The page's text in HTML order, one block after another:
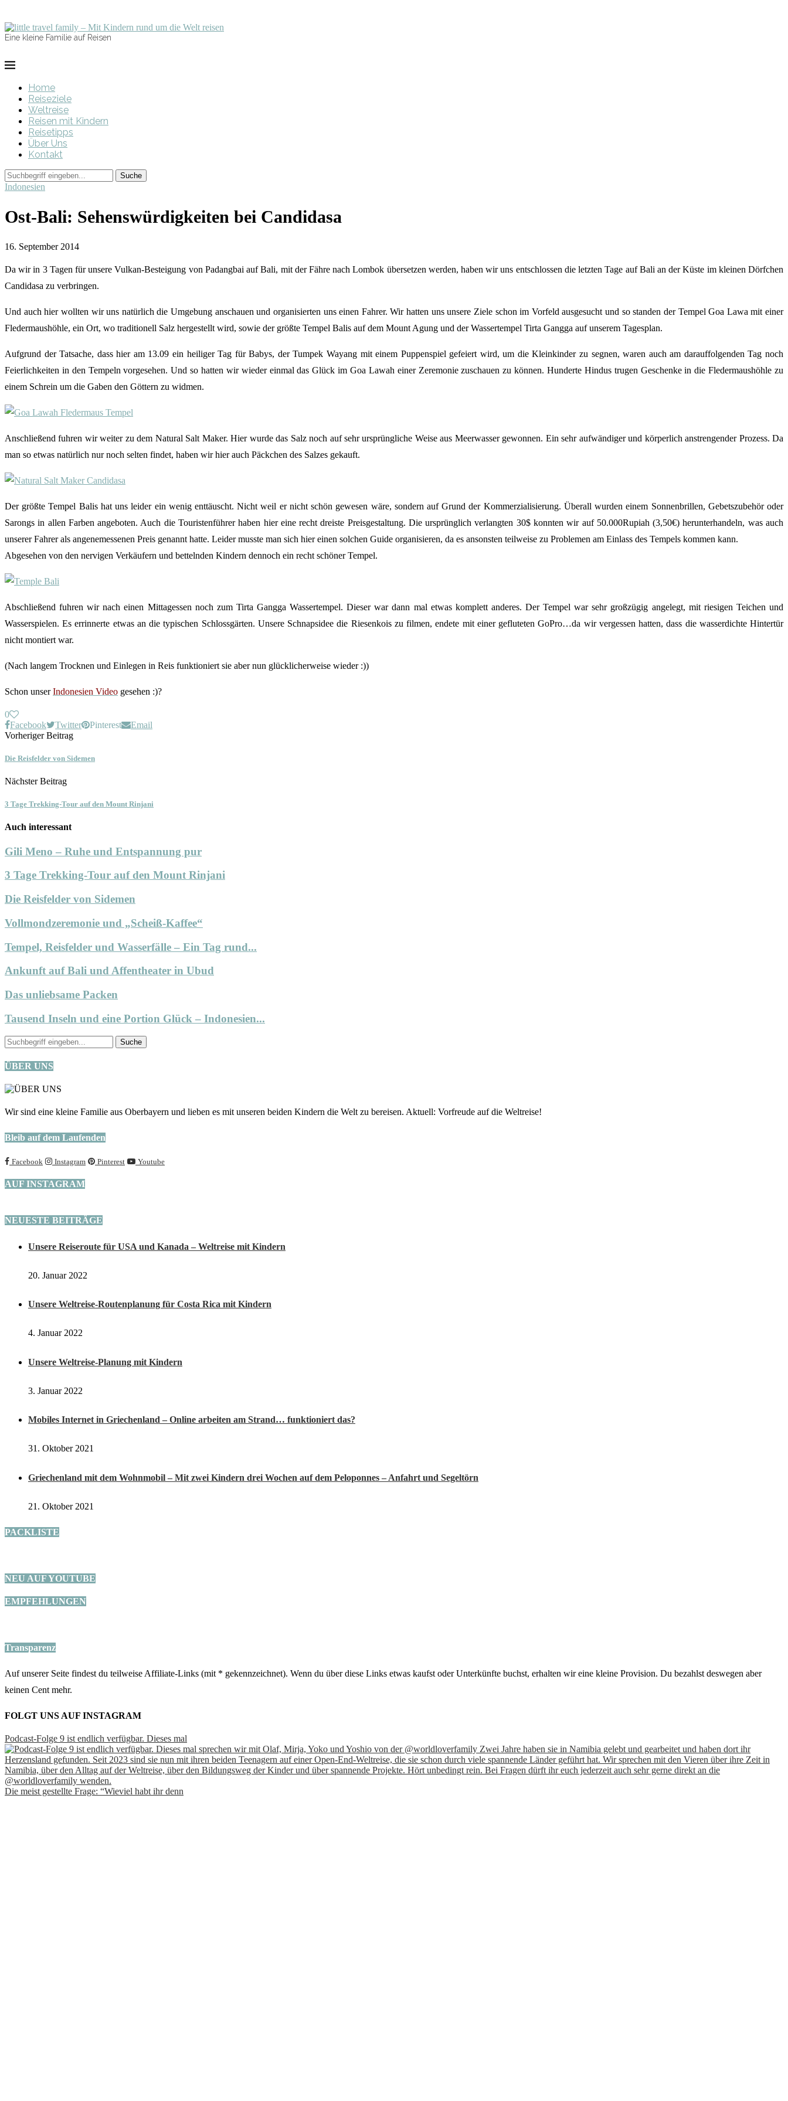
Eine kleine Familie auf Reisen
Home
Reiseziele
Weltreise
Reisen mit Kindern
Reisetipps
Über Uns
Kontakt
Indonesien
Ost-Bali: Sehenswürdigkeiten bei Candidasa
16. September 2014
Da wir in 3 Tagen für unsere Vulkan-Besteigung von Padangbai auf Bali, mit der Fähre nach Lombok übersetzen werden, haben wir uns entschlossen die letzten Tage auf Bali an der Küste im kleinen Dörfchen
Candidasa zu verbringen.
Und auch hier wollten wir uns natürlich die Umgebung anschauen und organisierten uns einen Fahrer. Wir hatten uns unsere Ziele schon im Vorfeld ausgesucht und so standen der Tempel Goa Lawa mit einer
Fledermaushöhle, ein Ort, wo traditionell Salz hergestellt wird, sowie der größte Tempel Balis auf dem Mount Agung und der Wassertempel Tirta Gangga auf unserem Tagesplan.
Aufgrund der Tatsache, dass hier am 13.09 ein heiliger Tag für Babys, der Tumpek Wayang mit einem Puppenspiel gefeiert wird, um die Kleinkinder zu segnen, waren auch am darauffolgenden Tag noch
Feierlichkeiten in den Tempeln vorgesehen. Und so hatten wir wieder einmal das Glück im Goa Lawah einer Zeremonie zuschauen zu können. Hunderte Hindus trugen Geschenke in die Fledermaushöhle zu
einem Schrein um die Gaben den Göttern zu widmen.
Anschließend fuhren wir weiter zu dem Natural Salt Maker. Hier wurde das Salz noch auf sehr ursprüngliche Weise aus Meerwasser gewonnen. Ein sehr aufwändiger und körperlich anstrengender Prozess. Da
man so etwas natürlich nur noch selten findet, haben wir hier auch Päckchen des Salzes gekauft.
Der größte Tempel Balis hat uns leider ein wenig enttäuscht. Nicht weil er nicht schön gewesen wäre, sondern auf Grund der Kommerzialisierung. Überall wurden einem Sonnenbrillen, Gebetszubehör oder
Sarongs in allen Farben angeboten. Auch die Touristenführer haben hier eine recht dreiste Preisgestaltung. Die ursprünglich verlangten 30$ konnten wir auf 50.000Rupiah (3,50€) herunterhandeln, was auch
unserer Fahrer als angenemessenen Preis genannt hatte. Leider musste man sich hier einen solchen Guide organisieren, da es ansonsten teilweise zu Problemen am Einlass des Tempels kommen kann.
Abgesehen von den nervigen Verkäufern und bettelnden Kindern dennoch ein recht schöner Tempel.
Abschließend fuhren wir nach einen Mittagessen noch zum Tirta Gangga Wassertempel. Dieser war dann mal etwas komplett anderes. Der Tempel war sehr großzügig angelegt, mit riesigen Teichen und
Wasserspielen. Es errinnerte etwas an die typischen Schlossgärten. Unsere Schnapsidee die Riesenkois zu filmen, endete mit einer gefluteten GoPro…da wir vergessen hatten, dass die wasserdichte Hintertür
nicht montiert war.
(Nach langem Trocknen und Einlegen in Reis funktioniert sie aber nun glücklicherweise wieder :))
Schon unserIndonesien Video gesehen :)?
0
Facebook
Twitter Pinterest
Email
Vorheriger Beitrag
Die Reisfelder von Sidemen
Nächster Beitrag
3 Tage Trekking-Tour auf den Mount Rinjani
Auch interessant
Gili Meno – Ruhe und Entspannung pur
3 Tage Trekking-Tour auf den Mount Rinjani
Die Reisfelder von Sidemen
Vollmondzeremonie und „Scheiß-Kaffee“
Tempel, Reisfelder und Wasserfälle – Ein Tag rund...
Ankunft auf Bali und Affentheater in Ubud
Das unliebsame Packen
Tausend Inseln und eine Portion Glück – Indonesien...
ÜBER UNS
Wir sind eine kleine Familie aus Oberbayern und lieben es mit unseren beiden Kindern die Welt zu bereisen. Aktuell: Vorfreude auf die Weltreise!
Bleib auf dem Laufenden
Facebook Instagram Pinterest Youtube
AUF INSTAGRAM
NEUESTE BEITRÄGE
Unsere Reiseroute für USA und Kanada – Weltreise mit Kindern
20. Januar 2022
Unsere Weltreise-Routenplanung für Costa Rica mit Kindern
4. Januar 2022
Unsere Weltreise-Planung mit Kindern
3. Januar 2022
Mobiles Internet in Griechenland – Online arbeiten am Strand… funktioniert das?
31. Oktober 2021
Griechenland mit dem Wohnmobil – Mit zwei Kindern drei Wochen auf dem Peloponnes – Anfahrt und Segeltörn
21. Oktober 2021
PACKLISTE
NEU AUF YOUTUBE
EMPFEHLUNGEN
Transparenz
Auf unserer Seite findest du teilweise Affiliate-Links (mit * gekennzeichnet). Wenn du über diese Links etwas kaufst oder Unterkünfte buchst, erhalten wir eine kleine Provision. Du bezahlst deswegen aber
keinen Cent mehr.
FOLGT UNS AUF INSTAGRAM
Podcast-Folge 9 ist endlich verfügbar. Dieses mal
Die meist gestellte Frage: “Wieviel habt ihr denn